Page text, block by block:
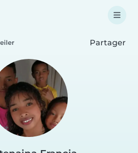
Partager